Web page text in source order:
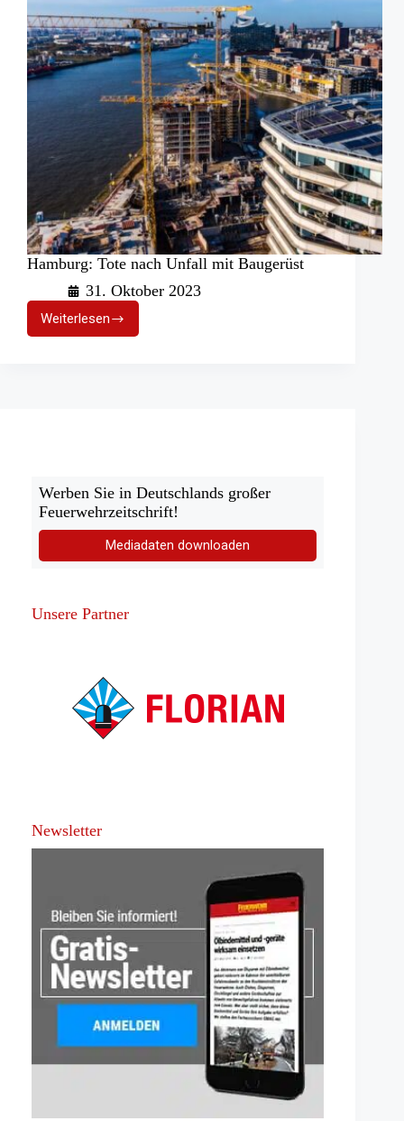
Hamburg: Tote nach Unfall mit Baugerüst
31. Oktober 2023
Weiterlesen
Hamburg:
Tote
Werben Sie in Deutschlands großer
Feuerwehrzeitschrift!
Mediadaten downloaden
Unsere Partner
Newsletter